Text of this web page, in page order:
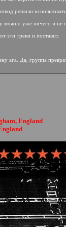
решили
можно уже ничего и не
эти треки и поставит.
ага. Да, группа
England